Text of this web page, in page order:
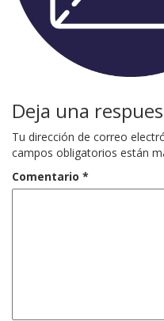
Deja una
Tu dirección de correo
campos obligatorios están
Comentario *